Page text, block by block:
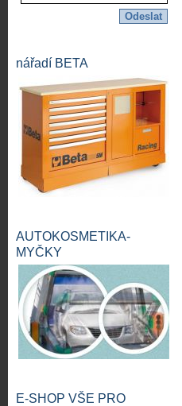
nářadí BETA
AUTOKOSMETIKA-
MYČKY
E-SHOP VŠE PRO